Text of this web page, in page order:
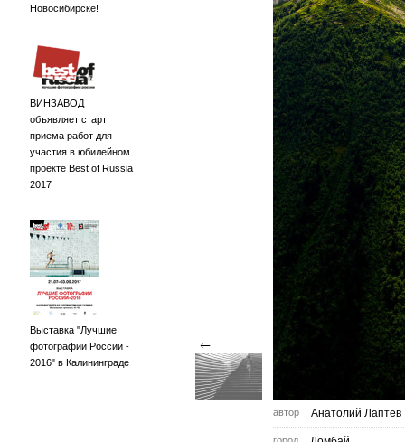
Новосибирске!
ВИНЗАВОД
объявляет старт
приема работ для
участия в юбилейном
проекте Best of Russia
2017
Выставка "Лучшие
фотографии России -
2016" в Калининграде
←
автор Анатолий Лаптев